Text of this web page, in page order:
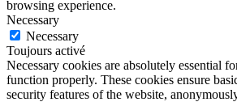
browsing experience.
Necessary
Necessary
Toujours activé
Necessary cookies are absolutely essential
function properly. These cookies ensure
security features of the website,